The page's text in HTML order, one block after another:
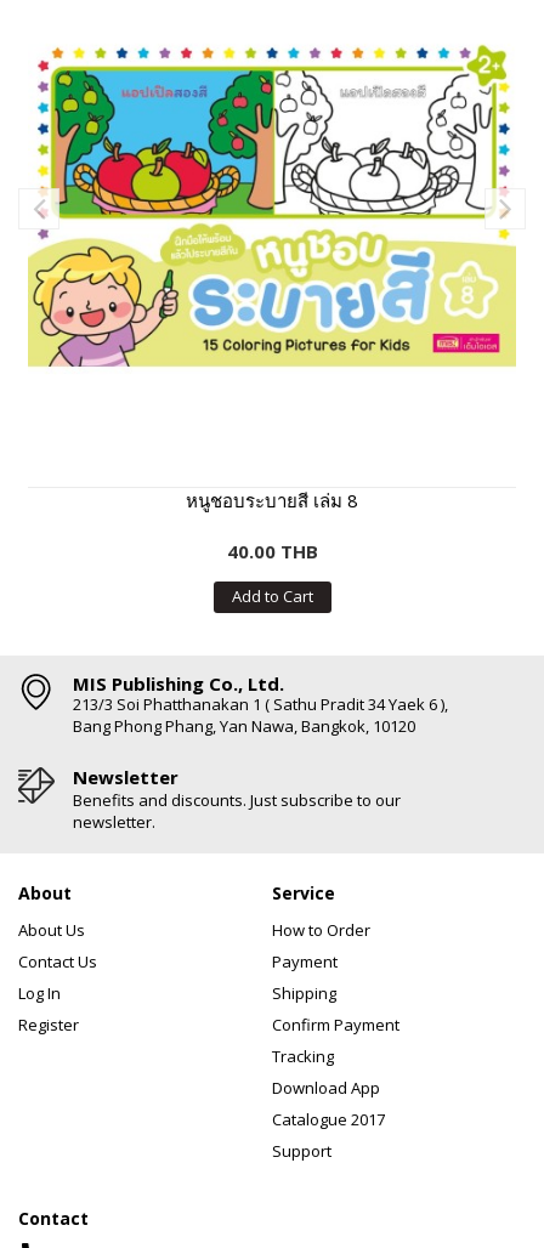
หนูชอบระบายสี เล่ม 8
40.00 THB
Add to Cart
MIS Publishing Co., Ltd.
213/3 Soi Phatthanakan 1 ( Sathu Pradit 34 Yaek 6 ),
Bang Phong Phang, Yan Nawa, Bangkok, 10120
Newsletter
Benefits and discounts. Just subscribe to our
newsletter.
About
About Us
Contact Us
Log In
Register
Service
How to Order
Payment
Shipping
Confirm Payment
Tracking
Download App
Catalogue 2017
Support
Contact